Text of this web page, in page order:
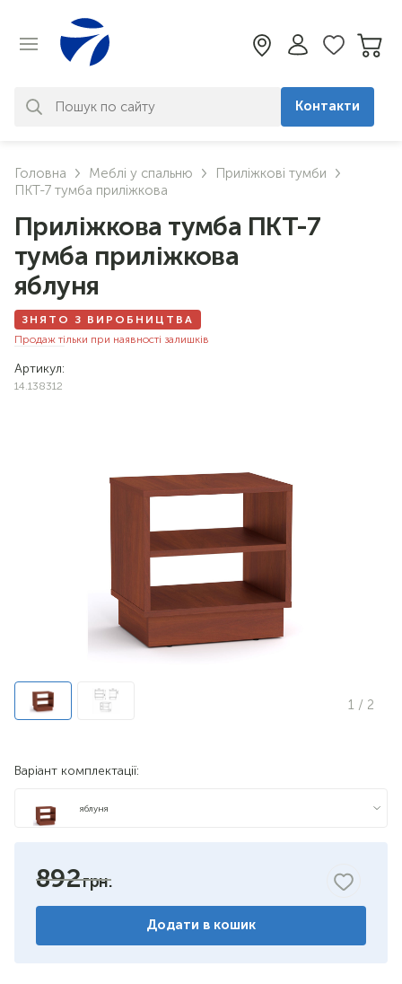
знайдено. Уточніть свій запит
Контакти
Головна Меблі у спальню
Приліжкові тумби
ПКТ-7 тумба приліжкова
Приліжкова тумба ПКТ-7
тумба приліжкова
яблуня
ЗНЯТО З ВИРОБНИЦТВА
Продаж тільки при наявності залишків
Артикул:
14.138312
1 / 2
Варіант комплектації:
яблуня
горіх
венге комбіноване
892
Додати в кошик